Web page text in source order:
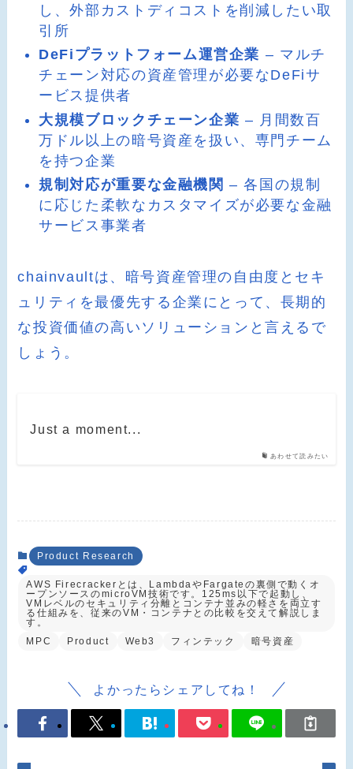
し、外部カストディコストを削減したい取
引所
DeFiプラットフォーム運営企業 – マルチ
チェーン対応の資産管理が必要なDeFiサ
ービス提供者
大規模ブロックチェーン企業 – 月間数百
万ドル以上の暗号資産を扱い、専門チーム
を持つ企業
規制対応が重要な金融機関 – 各国の規制
に応じた柔軟なカスタマイズが必要な金融
サービス事業者
chainvaultは、暗号資産管理の自由度とセキ
ュリティを最優先する企業にとって、長期的
な投資価値の高いソリューションと言えるで
しょう。
あわせて読みたい
Just a moment...
Product Research
AWS Firecrackerとは、LambdaやFargateの裏側で動くオ
ープンソースのmicroVM技術です。125ms以下で起動し、
VMレベルのセキュリティ分離とコンテナ並みの軽さを両立す
る仕組みを、従来のVM・コンテナとの比較を交えて解説しま
す。
MPC
Product Web3 フィンテック 暗号資産
よかったらシェアしてね！